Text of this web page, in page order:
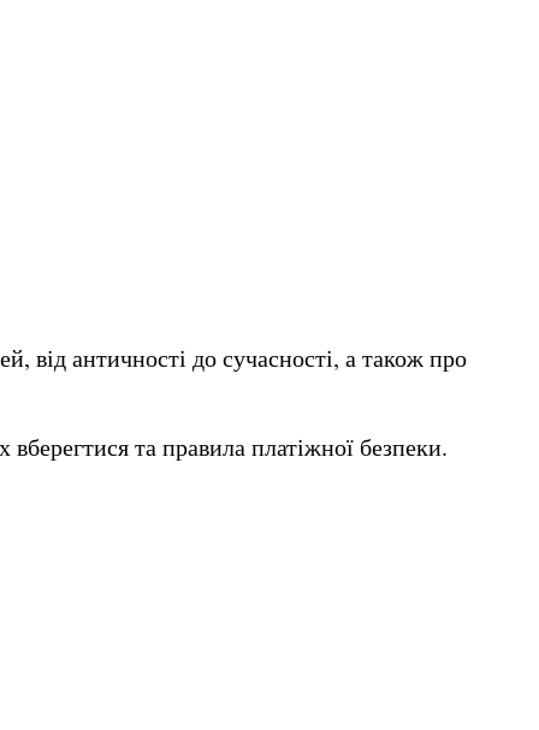
від античності до сучасності, а також про
та правила платіжної безпеки.